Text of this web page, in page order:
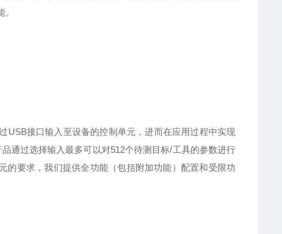
USB接口输入至设备的控制单元，进而在应用过程中实现
通过选择输入最多可以对512个待测目标/工具的参数进行
的要求，我们提供全功能（包括附加功能）配置和受限功